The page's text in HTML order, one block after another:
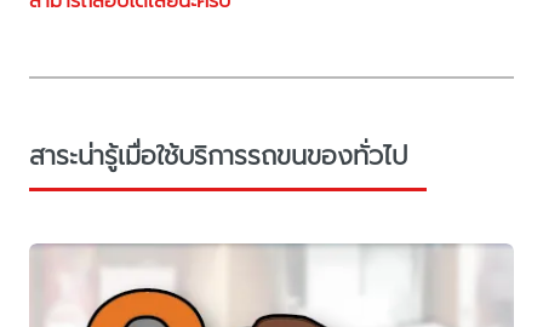
สาระน่ารู้เมื่อใช้บริการรถขนของทั่วไป